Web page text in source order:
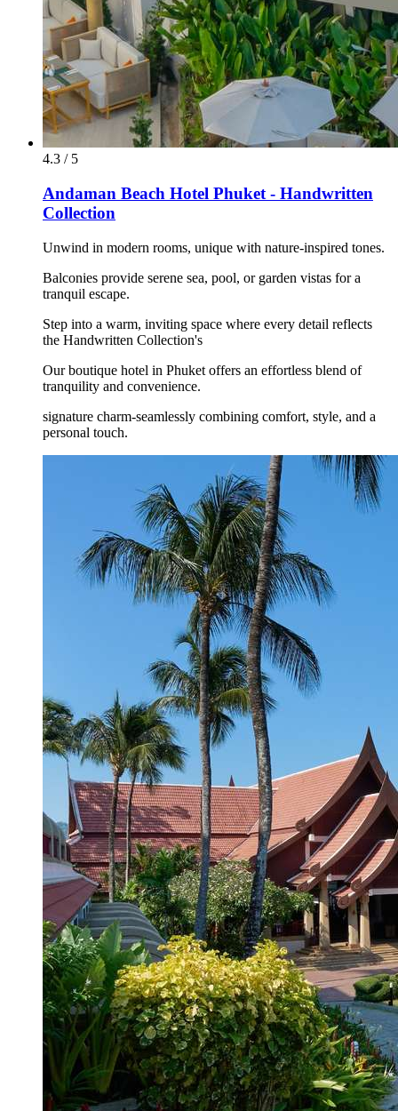
4.3 / 5
Andaman Beach Hotel Phuket - Handwritten
Collection
Unwind in modern rooms, unique with nature-inspired tones.
Balconies provide serene sea, pool, or garden vistas for a
tranquil escape.
Step into a warm, inviting space where every detail reflects
the Handwritten Collection's
Our boutique hotel in Phuket offers an effortless blend of
tranquility and convenience.
signature charm-seamlessly combining comfort, style, and a
personal touch.